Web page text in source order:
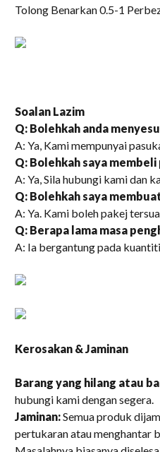
Tolong Benarkan 0.5-1
Soalan Lazim
Q: Bolehkah anda
A: Ya, Kami mempunyai
Q: Bolehkah saya
A: Ya, Sila hubungi kami dan
Q: Bolehkah saya
A: Ya. Kami boleh pakej
Q: Berapa lama masa
A: Ia bergantung pada
Kerosakan & Jaminan
Barang yang hilang atau
hubungi kami dengan segera.
Jaminan:Semua produk
pertukaran atau menghantar